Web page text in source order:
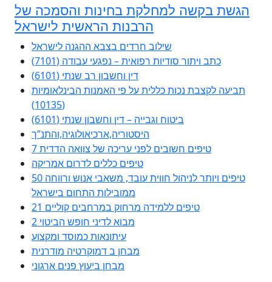
הגשת בקשה למחלקת בחינות והסמכה של
הרבנות הראשית לישראל
שילוב חרדים בצבא ההגנה לישראל
כתב ויתור סודיות רפואית – נפגעי עבודה (7101)
דין וחשבון רב שנתי (6101)
תביעה לקצבת נכות כללית על פי האמנות הבינלאומיות
(10135)
ביטוח וגבייה – דין וחשבון שנתי (6101)
היסטוריה,ארכיאולוגיה,והתנ”ך
7 טיפים חשובים לפני עריכה של צוואה הדדית
טיפים כללים לדרום אמריקה
50 טיפים ויותר לניהול חווית עובד, משאבי אנוש ורווחה
ממובילות התחום בישראל
21 טיפים ללמידה מרחוק במרחבים קוליים
מבוא לדיני חופש הביטוי 2
עיתונאות כמוסד ומקצוע
מבחן ב דמוקרטיה מודרנית
מבחן ביעוץ פנים ארגוני